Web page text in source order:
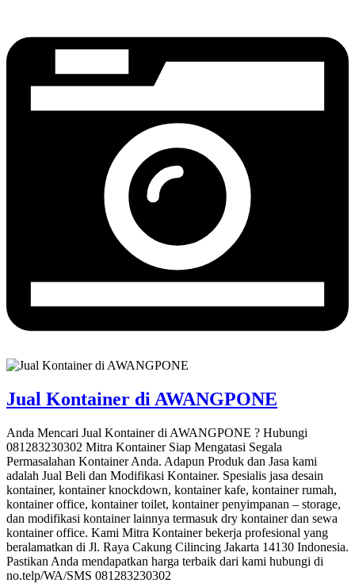
Jual Kontainer di AWANGPONE
Anda Mencari Jual Kontainer di AWANGPONE ? Hubungi
081283230302 Mitra Kontainer Siap Mengatasi Segala
Permasalahan Kontainer Anda. Adapun Produk dan Jasa kami
adalah Jual Beli dan Modifikasi Kontainer. Spesialis jasa desain
kontainer, kontainer knockdown, kontainer kafe, kontainer rumah,
kontainer office, kontainer toilet, kontainer penyimpanan – storage,
dan modifikasi kontainer lainnya termasuk dry kontainer dan sewa
kontainer office. Kami Mitra Kontainer bekerja profesional yang
beralamatkan di Jl. Raya Cakung Cilincing Jakarta 14130 Indonesia.
Pastikan Anda mendapatkan harga terbaik dari kami hubungi di
no.telp/WA/SMS 081283230302